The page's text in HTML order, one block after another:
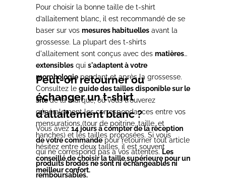
Pour choisir la bonne taille de t-shirt
d’allaitement blanc, il est recommandé de se
baser sur vos mesures habituelles avant la
grossesse. La plupart des t-shirts
d'allaitement sont conçus avec des matières
extensibles qui s'adaptent à votre
morphologie pendant et après la grossesse.
Consultez le guide des tailles disponible sur le
sitede la marque, où vous trouverez
généralement les correspondances entre vos
mensurations (tour de poitrine, taille, et
hanches) et les tailles proposées. Si vous
hésitez entre deux tailles, il est souvent
conseillé de choisir la taille supérieure pour un
meilleur confort.
Peut-on retourner ou
échanger un t-shirt
d’allaitement blanc ?
Vous avez14 jours à compter de la réception
de votre commandepour retourner tout article
qui ne correspond pas à vos attentes.Les
produits brodés ne sont ni échangeables ni
remboursables.